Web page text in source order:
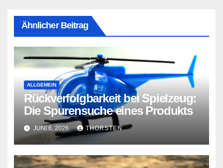
Ähnlicher Beitrag
ALLGEMEIN
Rückverfolgbarkeit bei Spielzeug:
Die Spurensuche eines Produkts
JUNI 6, 2026 THORSTEN